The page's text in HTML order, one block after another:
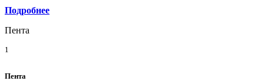
Подробнее
Пента
1
Пента